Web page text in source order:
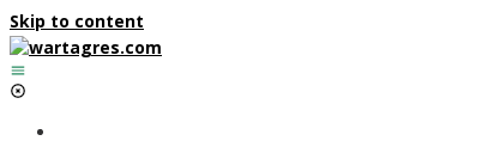
Skip to content